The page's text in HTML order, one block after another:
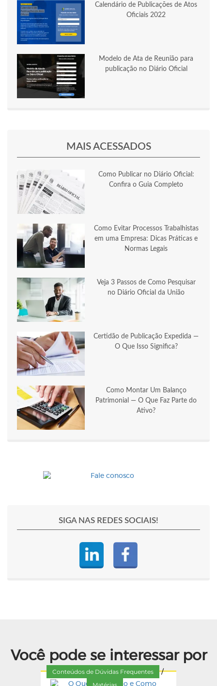
Calendário de Publicações de Atos
Oficiais 2022
Modelo de Ata de Reunião para
publicação no Diário Oficial
MAIS ACESSADOS
Como Publicar no Diário Oficial:
Confira o Guia Completo
Como Evitar Processos Trabalhistas
em uma Empresa: Dicas Práticas e
Normas Legais
Veja 3 Passos de Como Pesquisar
no Diário Oficial da União
Certidão de Publicação Expedida —
O Que Isso Significa?
Como Montar Um Balanço
Patrimonial — O Que Faz Parte do
Ativo?
SIGA NAS REDES SOCIAIS!
Você pode se interessar por
Conteúdos de Dúvidas Frequentes /